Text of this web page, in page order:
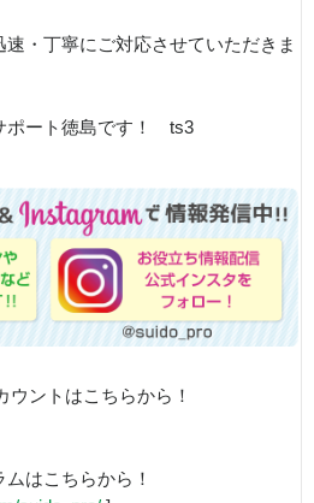
・丁寧にご対応させていただきま
ポート徳島です！ ts3
ントはこちらから！
はこちらから！